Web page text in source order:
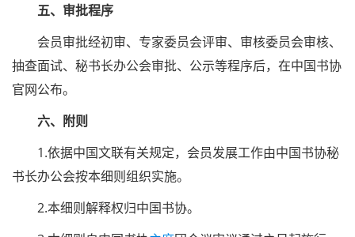
五、审批程序
会员审批经初审、专家委员会评审、审核委员会审核、
抽查面试、秘书长办公会审批、公示等程序后，在中国书协
官网公布。
六、附则
1.依据中国文联有关规定，会员发展工作由中国书协秘
书长办公会按本细则组织实施。
2.本细则解释权归中国书协。